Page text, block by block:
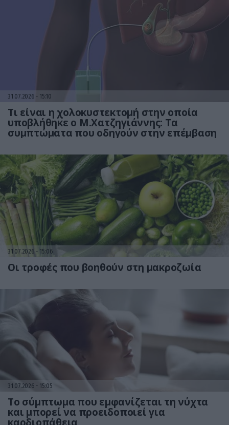
31.07.2026 15:10
Τι είναι η χολοκυστεκτομή στην οποία
υποβλήθηκε ο Μ.Χατζηγιάννης: Tα
συμπτώματα που οδηγούν στην επέμβαση
31.07.2026 15:06
Οι τροφές που βοηθούν στη μακροζωία
31.07.2026 15:05
Το σύμπτωμα που εμφανίζεται τη νύχτα
και μπορεί να προειδοποιεί για